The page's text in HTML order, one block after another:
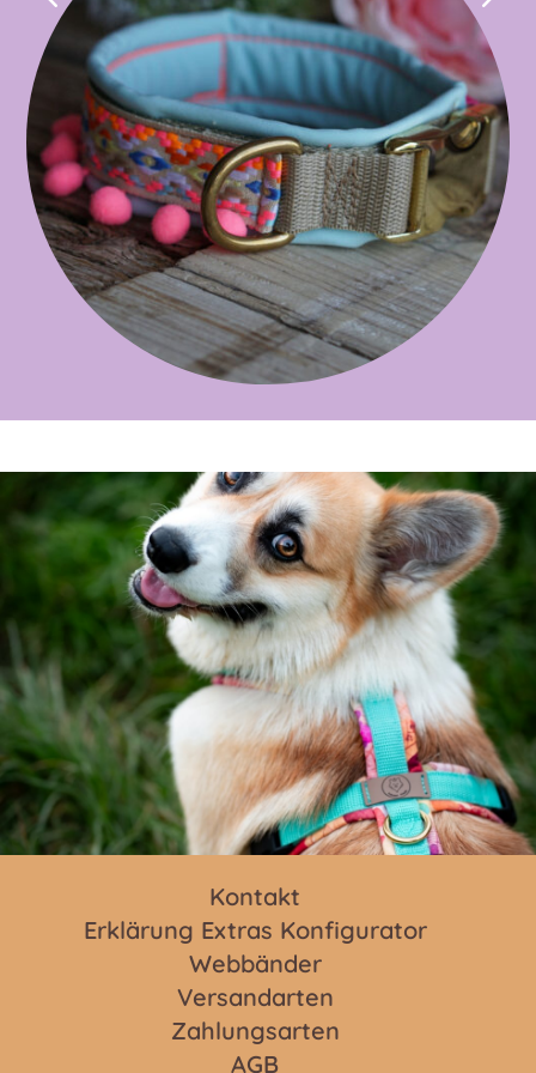
Kontakt
Erklärung Extras Konfigurator
Webbänder
Versandarten
Zahlungsarten
AGB